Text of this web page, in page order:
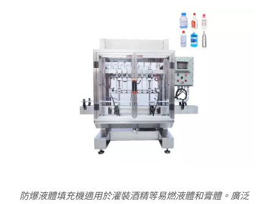
防爆液體填充機適用於灌裝酒精等易燃液體和膏體。廣泛